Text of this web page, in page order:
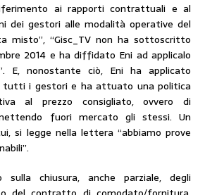
ai rapporti contrattuali e al
dei gestori alle modalità operative del
misto”, “Gisc_TV non ha sottoscritto
2014 e ha diffidato Eni ad applicalo
E, nonostante ciò, Eni ha applicato
tutti i gestori e ha attuato una politica
al prezzo consigliato, ovvero di
fuori mercato gli stessi. Un
si legge nella lettera “abbiamo prove
chiusura, anche parziale, degli